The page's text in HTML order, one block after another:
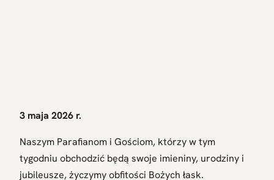
3 maja 2026 r.
Naszym Parafianom i Gościom, którzy w tym
tygodniu obchodzić będą swoje imieniny, urodziny i
jubileusze, życzymy obfitości Bożych łask.